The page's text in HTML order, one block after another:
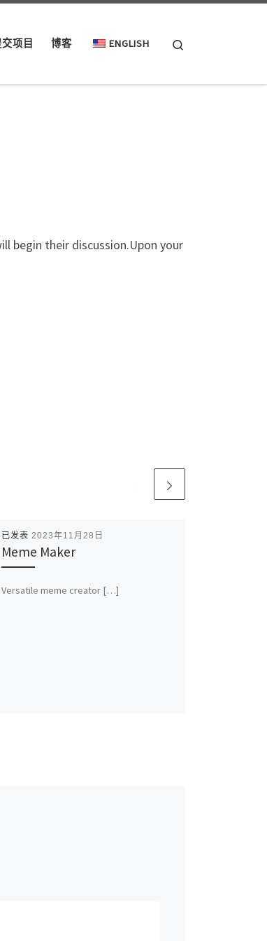
项目 博客 ENGLISH
begin their discussion.Upon your
已发表 2023年11月28日
Meme Maker
Versatile meme creator […]